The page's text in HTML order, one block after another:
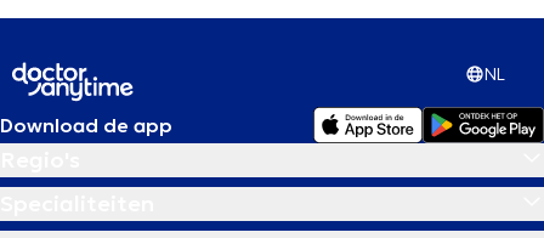
NL
Download de app